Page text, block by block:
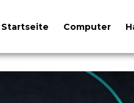
Startseite Computer